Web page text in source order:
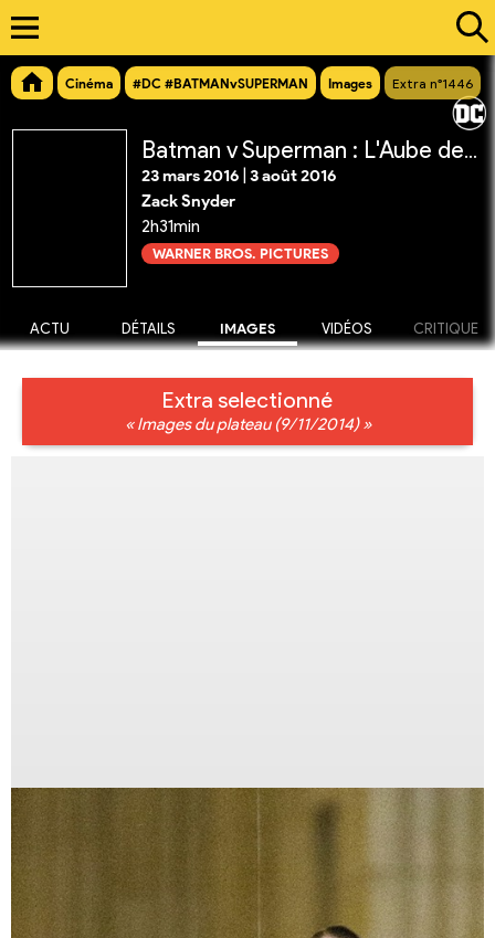
Cinéma #DC #BATMANvSUPERMAN Images Extra n°1446
Batman v Superman : L'Aube de la Justice
23 mars 2016 3 août 2016
Zack Snyder
2h31min
WARNER BROS. PICTURES
ACTU DÉTAILS IMAGES VIDÉOS CRITIQUE
Extra selectionné
« Images du plateau (9/11/2014) »